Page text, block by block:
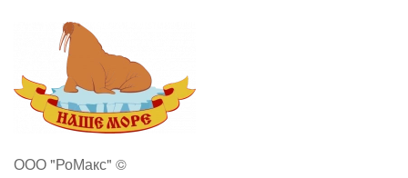
ООО "РоМакс" ©